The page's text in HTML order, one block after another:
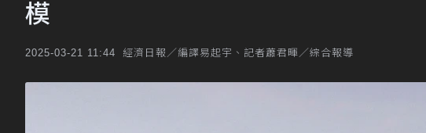
模
2025-03-21 11:44 經濟日報／編譯易起宇、記者蕭君暉／綜合報導